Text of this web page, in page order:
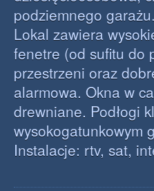
podziemnego
Lokal zawiera
fenetre (od sufitu do
przestrzeni oraz
alarmowa. Okna w
drewniane. Podłogi
wysokogatunkowym
Instalacje: rtv, sat,